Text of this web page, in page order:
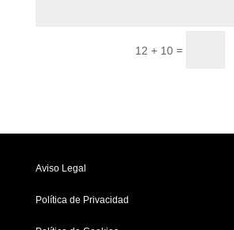
12 + 10 =
Aviso Legal
Política de Privacidad